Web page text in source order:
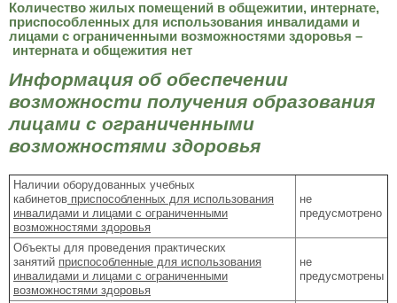
Количество жилых помещений в общежитии, интернате,
приспособленных для использования инвалидами и
лицами с ограниченными возможностями здоровья –
интерната и общежития нет
Информация об обеспечении
возможности получения образования
лицами с ограниченными
возможностями здоровья
Наличии оборудованных учебных
кабинетовприспособленных для использования
инвалидами и лицами с ограниченными
возможностями здоровья
не
предусмотрено
Объекты для проведения практических
занятий приспособленные для использования
инвалидами и лицами с ограниченными
возможностями здоровья
не
предусмотрены